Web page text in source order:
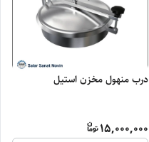
درب منهول مخزن استیل
15,000,000